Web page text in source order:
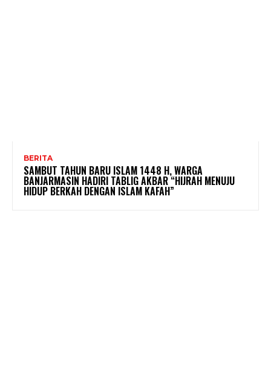
BERITA
SAMBUT TAHUN BARU ISLAM 1448 H, WARGA
BANJARMASIN HADIRI TABLIG AKBAR “HIJRAH MENUJU
HIDUP BERKAH DENGAN ISLAM KAFAH”